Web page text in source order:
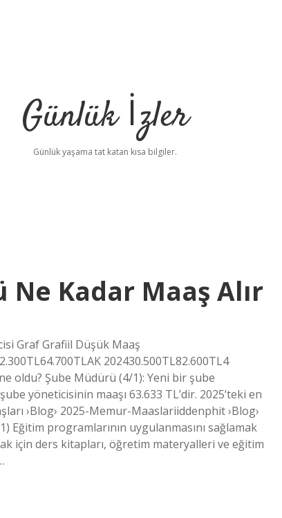
Günlük İzler
Günlük yaşama tat katan kısa bilgiler.
Kadar Maaş Alır
Graf Grafiil Düşük Maaş
202430.500TL82.600TL4
oldu? Şube Müdürü (4/1): Yeni bir şube
yöneticisinin maaşı 63.633 TL’dir. 2025’teki en
›Blog› 2025-Memur-Maaslariiddenphit ›Blog›
programlarının uygulanmasını sağlamak
için ders kitapları, öğretim materyalleri ve eğitim